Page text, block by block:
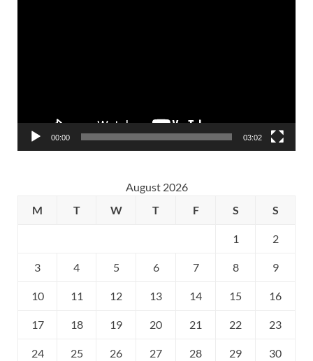
00:00 03:02
August 2026
M
T W T F S S
1 2
3 4 5 6 7 8 9
10 11 12 13 14 15 16
17 18 19 20 21 22 23
24 25 26 27 28 29 30